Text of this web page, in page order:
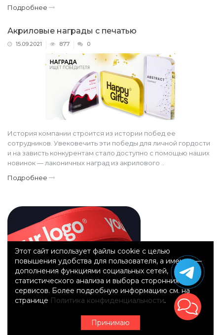
Подробнее
Акриловые награды с печатью
15.09.2021 877 0
История компании строится из истории побед ее
сотрудников. Увековечить эти победы для личной гордости
и на зависть конкурентам стало доступно с помощью наших
новинок — лаконичных наград из акрилового ..
Подробнее
Этот сайт использует файлы cookie с целью
повышения удобства для пользователя, а именно —
дополнения функциями социальных сетей,
статистического анализа и выбора сторонних
сервисов. Более подробную информацию см. на
странице Политика конфиденциальности.
Принимаю